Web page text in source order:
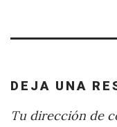
DEJA UNA
Tu dirección de